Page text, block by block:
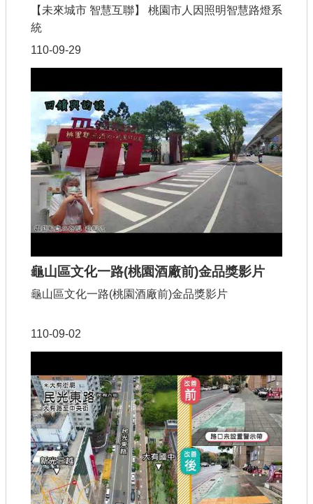
110-09-29
【未來城市 智慧互聯】 桃園市人因照明智慧路燈系
統
龜山區文化一路(桃園酒廠前)金品獎影片
110-09-02
龜山區文化一路(桃園酒廠前)金品獎影片